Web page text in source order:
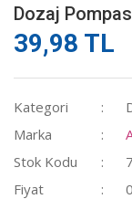
Dozaj
39,98 TL
Kategori
Marka
Stok Kodu
Fiyat